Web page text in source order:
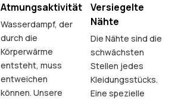
Atmungsaktivität
Wasserdampf, der
durch die
Körperwärme
entsteht, muss
entweichen
können. Unsere
Versiegelte
Nähte
Die Nähte sind die
schwächsten
Stellen jedes
Kleidungsstücks.
Eine spezielle